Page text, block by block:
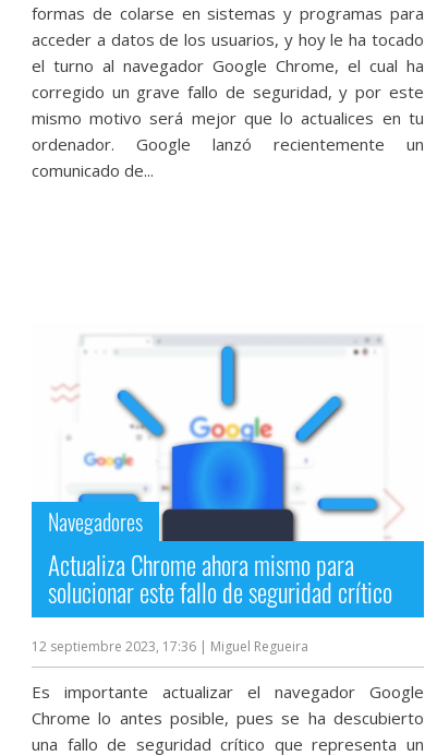
formas de colarse en sistemas y programas para
acceder a datos de los usuarios, y hoy le ha tocado
el turno al navegador Google Chrome, el cual ha
corregido un grave fallo de seguridad, y por este
mismo motivo será mejor que lo actualices en tu
ordenador. Google lanzó recientemente un
comunicado de...
Navegadores
Actualiza Chrome ahora mismo para
solucionar este fallo de seguridad crítico
12 septiembre 2023, 17:36 | Miguel Regueira
Es importante actualizar el navegador Google
Chrome lo antes posible, pues se ha descubierto
una fallo de seguridad crítico que representa un